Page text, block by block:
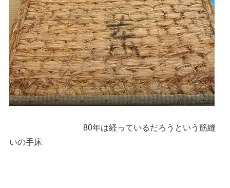
80年は経っているだろうという筋縫
いの手床